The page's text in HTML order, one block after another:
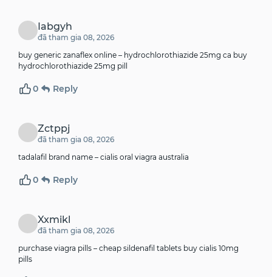
Iabgyh
đã tham gia 08, 2026
buy generic zanaflex online – hydrochlorothiazide 25mg ca buy
hydrochlorothiazide 25mg pill
0 Reply
Zctppj
đã tham gia 08, 2026
tadalafil brand name – cialis oral viagra australia
0 Reply
Xxmikl
đã tham gia 08, 2026
purchase viagra pills – cheap sildenafil tablets buy cialis 10mg
pills